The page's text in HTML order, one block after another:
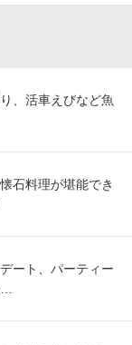
、活車えびなど魚
石料理が堪能でき
ート、パーティー